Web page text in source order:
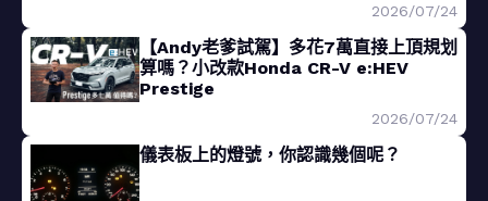
2026/07/24
【Andy老爹試駕】多花7萬直接上頂規划
算嗎？小改款Honda CR-V e:HEV
Prestige
2026/07/24
儀表板上的燈號，你認識幾個呢？